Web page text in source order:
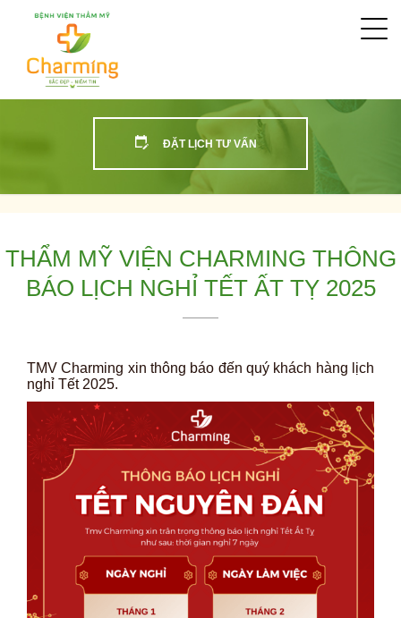
ĐẶT LỊCH TƯ VẤN
THẨM MỸ VIỆN CHARMING THÔNG
BÁO LỊCH NGHỈ TẾT ẤT TỴ 2025
TMV Charming xin thông báo đến quý khách hàng lịch
nghỉ Tết 2025.